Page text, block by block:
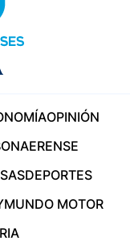
OPINIÓN
DEPORTES
MUNDO MOTOR